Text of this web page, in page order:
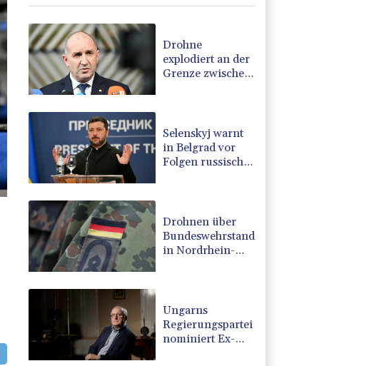
Drohne
explodiert an der
Grenze zwischen
Selenskyj warnt
in Belgrad vor
Folgen russischer
Drohnen über
Bundeswehrstandort
in Nordrhein-
Ungarns
Regierungspartei
nominiert Ex-